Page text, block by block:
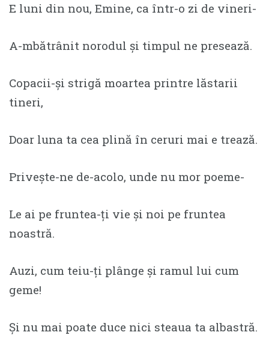
E luni din nou, Emine, ca într-o zi de vineri-
A-mbătrânit norodul şi timpul ne presează.
Copacii-şi strigă moartea printre lăstarii
tineri,
Doar luna ta cea plină în ceruri mai e trează.
Priveşte-ne de-acolo, unde nu mor poeme-
Le ai pe fruntea-ţi vie şi noi pe fruntea
noastră.
Auzi, cum teiu-ţi plânge şi ramul lui cum
geme!
Şi nu mai poate duce nici steaua ta albastră.